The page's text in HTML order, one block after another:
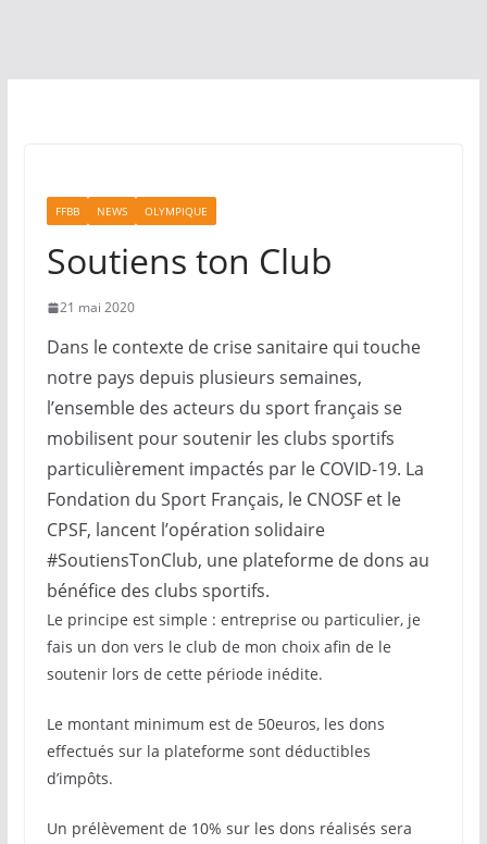
FFBB NEWS OLYMPIQUE
Soutiens ton Club
21 mai 2020
Dans le contexte de crise sanitaire qui touche
notre pays depuis plusieurs semaines,
l’ensemble des acteurs du sport français se
mobilisent pour soutenir les clubs sportifs
particulièrement impactés par le COVID-19. La
Fondation du Sport Français, le CNOSF et le
CPSF, lancent l’opération solidaire
#SoutiensTonClub, une plateforme de dons au
bénéfice des clubs sportifs.
Le principe est simple : entreprise ou particulier, je
fais un don vers le club de mon choix afin de le
soutenir lors de cette période inédite.
Le montant minimum est de 50euros, les dons
effectués sur la plateforme sont déductibles
d’impôts.
Un prélèvement de 10% sur les dons réalisés sera